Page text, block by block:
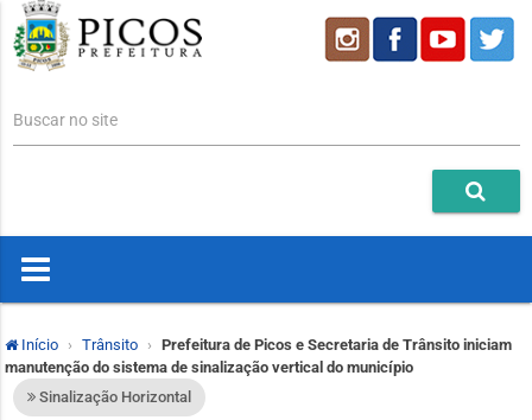
Buscar no site
Início Trânsito
Prefeitura de Picos e Secretaria de Trânsito iniciam
manutenção do sistema de sinalização vertical do município
Sinalização Horizontal